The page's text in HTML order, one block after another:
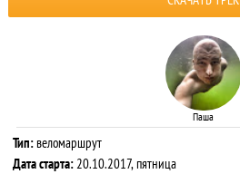
Паша
Тип:веломаршрут
Дата старта:20.10.2017, пятница